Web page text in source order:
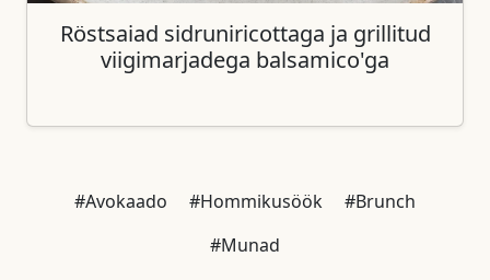
Röstsaiad sidruniricottaga ja grillitud
viigimarjadega balsamico'ga
#Avokaado #Hommikusöök
#Brunch
#Munad